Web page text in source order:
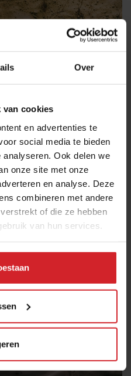
Over
van cookies
en advertenties te
social media te bieden
Ook delen we
onze site met onze
en analyse. Deze
combineren met andere
of die ze hebben
van hun services.
1 februari 2014 | 2 min